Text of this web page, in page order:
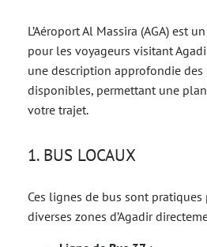
L’Aéroport Al Massira (AGA) est
pour les voyageurs visitant
une description approfondie des
disponibles, permettant une
votre trajet.
1. BUS LOCAUX
Ces lignes de bus sont pratiques
diverses zones d’Agadir